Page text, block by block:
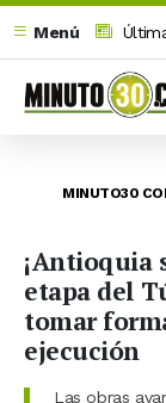
Menú
MINUTO30
¡Antioquia
etapa del
tomar
ejecución
Las obras